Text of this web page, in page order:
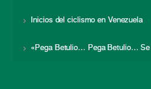
Inicios del ciclismo en Venezuela
«Pega Betulio… Pega Betulio… Se